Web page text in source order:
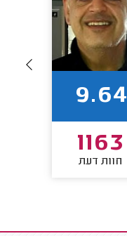
9.64
1163
חוות דעת